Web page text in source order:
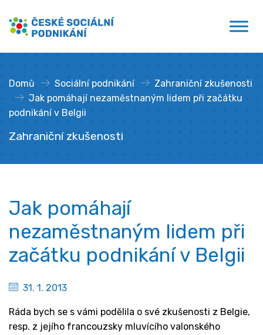
obsahu
České sociální podnikání
Domů » Sociální podnikání »
Zahraniční zkušenosti
»
Jak pomáhají nezaměstnaným lidem při začátku
podnikání v Belgii
Zahraniční zkušenosti
Jak pomáhají
nezaměstnaným lidem při
začátku podnikání v Belgii
31. 1. 2013
Ráda bych se s vámi podělila o své zkušenosti z Belgie,
resp. z jejího francouzsky mluvícího valonského